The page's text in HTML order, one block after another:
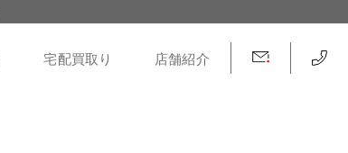
宅配買取り 店舗紹介